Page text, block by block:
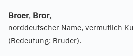
Broer, Bror,
norddeutscher Name, vermutlich
(Bedeutung: Bruder).